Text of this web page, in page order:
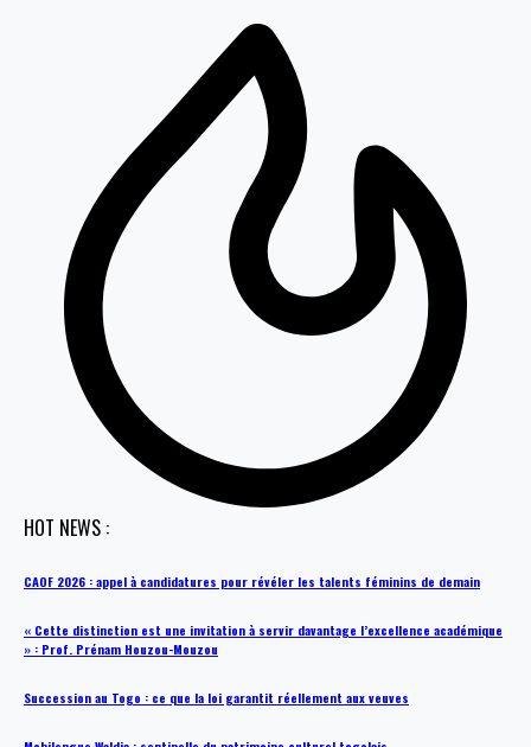
HOT NEWS :
CAOF 2026 : appel à candidatures pour révéler les talents féminins de demain
« Cette distinction est une invitation à servir davantage l’excellence académique
» : Prof. Prénam Houzou-Mouzou
Succession au Togo : ce que la loi garantit réellement aux veuves